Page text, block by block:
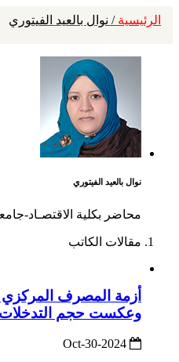
الرئيسية / نوال بالعيد الفيتوري
نوال بالعيد الفيتوري
محاضر بكلية الاقتصـاد-
مقالات الكاتب
أزمة المصرف
وعكست حجم التدخلات